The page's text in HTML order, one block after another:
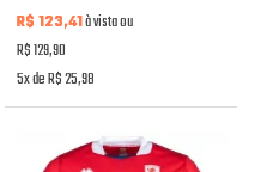
R$ 123,41à vista ou
R$ 129,90
5x de R$ 25,98